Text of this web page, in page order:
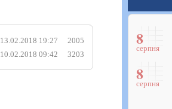
13.02.2018 19:27 2005
10.02.2018 09:42 3203
8
серпня
8
серпня